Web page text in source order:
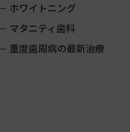
ホワイトニング
マタニティ歯科
重度歯周病の最新治療